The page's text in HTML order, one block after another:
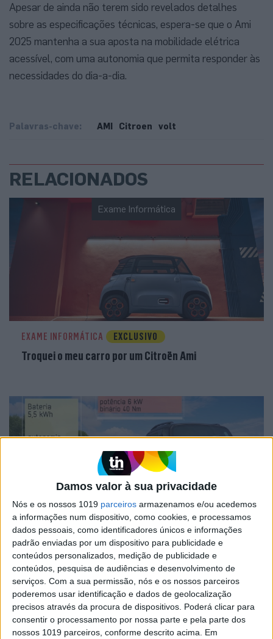
Damos valor à sua privacidade
Nós e os nossos 1019 parceiros armazenamos e/ou acedemos
a informações num dispositivo, como cookies, e processamos
dados pessoais, como identificadores únicos e informações
padrão enviadas por um dispositivo para publicidade e
conteúdos personalizados, medição de publicidade e
conteúdos, pesquisa de audiências e desenvolvimento de
serviços. Com a sua permissão, nós e os nossos parceiros
poderemos usar identificação e dados de geolocalização
precisos através da procura de dispositivos. Poderá clicar para
consentir o processamento por nossa parte e pela parte dos
nossos 1019 parceiros, conforme descrito acima. Em
Apesar de ainda não terem sido revelados detalhes
sobre as especificações técnicas, espera-se que o Ami
2025 mantenha a sua aposta na mobilidade elétrica
acessível, com uma autonomia que permita responder às
necessidades do dia-a-dia.
Palavras-chave: AMI Citroen volt
RELACIONADOS
Exame Informática
EXAME INFORMÁTICA EXCLUSIVO
Troquei o meu carro por um Citroën Ami
VOLT
Teste em vídeo ao Citroën Ami